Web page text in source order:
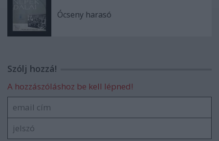
Ócseny harasó
Szólj hozzá!
A hozzászóláshoz be kell lépned!